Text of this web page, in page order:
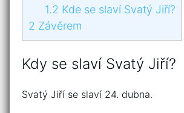
1.2 Kde se slaví Svatý Jiří?
2 Závěrem
Kdy se slaví Svatý Jiří?
Svatý Jiří se slaví 24. dubna.